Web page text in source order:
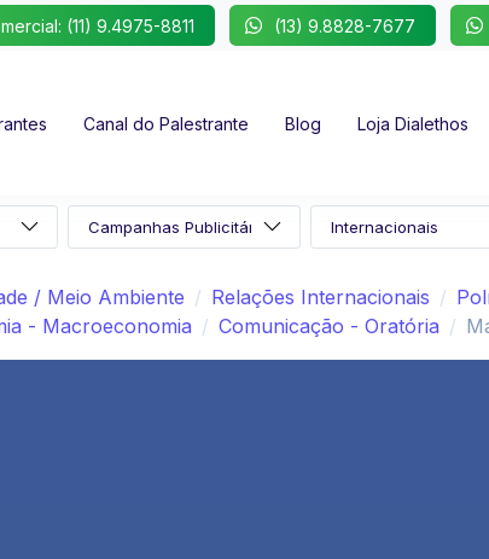
(11) 9.4975-8811 (13) 9.8828-7677
Canal do Palestrante Blog
Loja Dialethos
/ Meio Ambiente Relações Internacionais
- Macroeconomia Comunicação - Oratória